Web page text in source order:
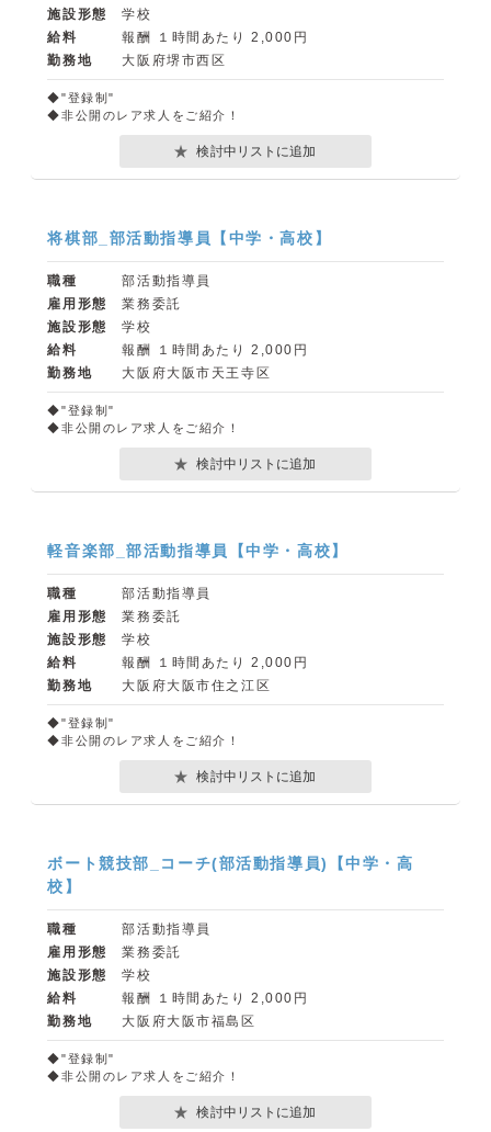
施設形態
学校
給料
報酬 １時間あたり 2,000円
勤務地
大阪府堺市西区
◆"登録制"
◆非公開のレア求人をご紹介！
検討中リストに追加
将棋部_部活動指導員【中学・高校】
職種
部活動指導員
雇用形態
業務委託
施設形態
学校
給料
報酬 １時間あたり 2,000円
勤務地
大阪府大阪市天王寺区
◆"登録制"
◆非公開のレア求人をご紹介！
検討中リストに追加
軽音楽部_部活動指導員【中学・高校】
職種
部活動指導員
雇用形態
業務委託
施設形態
学校
給料
報酬 １時間あたり 2,000円
勤務地
大阪府大阪市住之江区
◆"登録制"
◆非公開のレア求人をご紹介！
検討中リストに追加
ボート競技部_コーチ(部活動指導員)【中学・高
校】
職種
部活動指導員
雇用形態
業務委託
施設形態
学校
給料
報酬 １時間あたり 2,000円
勤務地
大阪府大阪市福島区
◆"登録制"
◆非公開のレア求人をご紹介！
検討中リストに追加